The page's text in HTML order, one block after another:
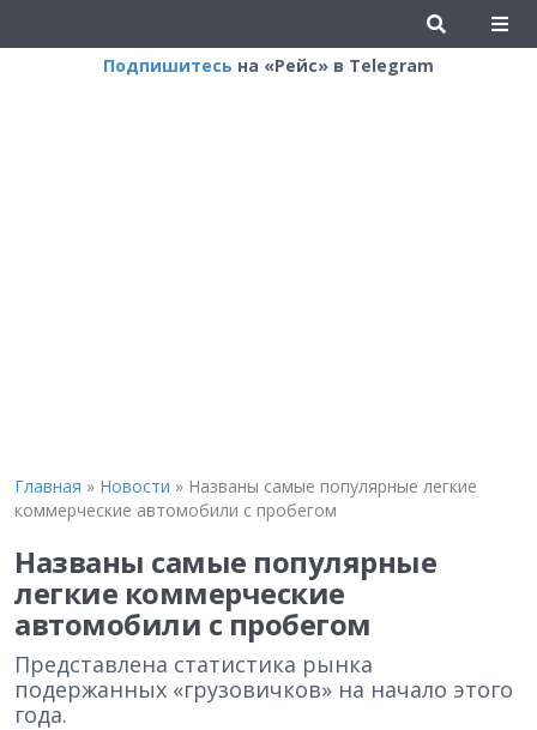
Подпишитесь на «Рейс» в Telegram
Главная » Новости » Названы самые популярные легкие
коммерческие автомобили с пробегом
Названы самые популярные
легкие коммерческие
автомобили с пробегом
Представлена статистика рынка
подержанных «грузовичков» на начало этого
года.